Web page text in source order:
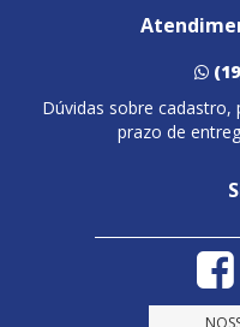
Dúvidas sobre
prazo de